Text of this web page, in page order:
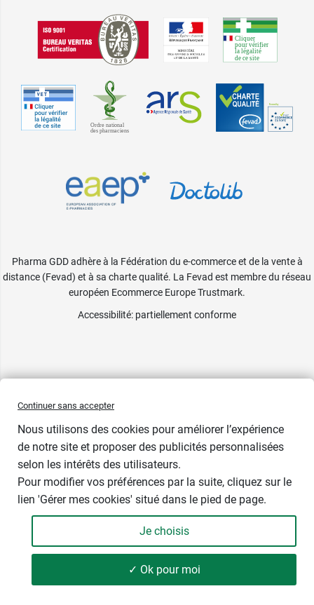
- +
Ajouter
Pharma GDD adhère à la Fédération du e-commerce et de la vente à
distance (Fevad) et à sa charte qualité. La Fevad est membre du réseau
européen Ecommerce Europe Trustmark.
Accessibilité: partiellement conforme
Continuer sans accepter
Nous utilisons des cookies pour améliorer l’expérience
de notre site et proposer des publicités personnalisées
selon les intérêts des utilisateurs.
Pour modifier vos préférences par la suite, cliquez sur le
lien 'Gérer mes cookies' situé dans le pied de page.
Je choisis
✓ Ok pour moi